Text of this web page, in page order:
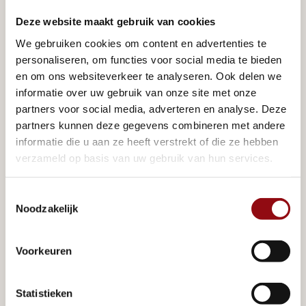
Deze website maakt gebruik van cookies
We gebruiken cookies om content en advertenties te
personaliseren, om functies voor social media te bieden
en om ons websiteverkeer te analyseren. Ook delen we
informatie over uw gebruik van onze site met onze
partners voor social media, adverteren en analyse. Deze
partners kunnen deze gegevens combineren met andere
informatie die u aan ze heeft verstrekt of die ze hebben
verzameld op basis van uw gebruik van hun services.
Noodzakelijk
Voorkeuren
Statistieken
én maatwerk. U kiest zelf hoe uw chalet eruit komt
te zien: de indeling, het aantal kamers, de inrichting
stijl van de keuken, de afwerking – alles stemmen
we af op uw wensen.
Ook duurzame oplossingen, zoals zonnepanelen of
een warmtepomp, kunnen direct worden
meegenomen. Zo bouwen we een woning die écht
Zijn prefab chalets ook
geschikt voor
vakantieparken?